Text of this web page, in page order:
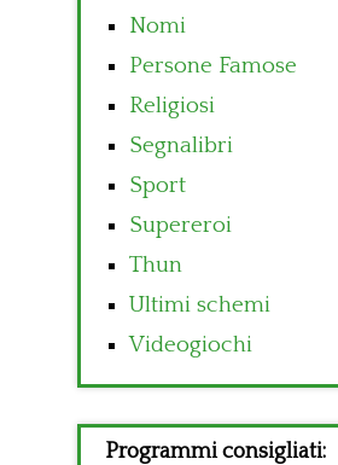
Nomi
Persone Famose
Religiosi
Segnalibri
Sport
Supereroi
Thun
Ultimi schemi
Videogiochi
Programmi consigliati: